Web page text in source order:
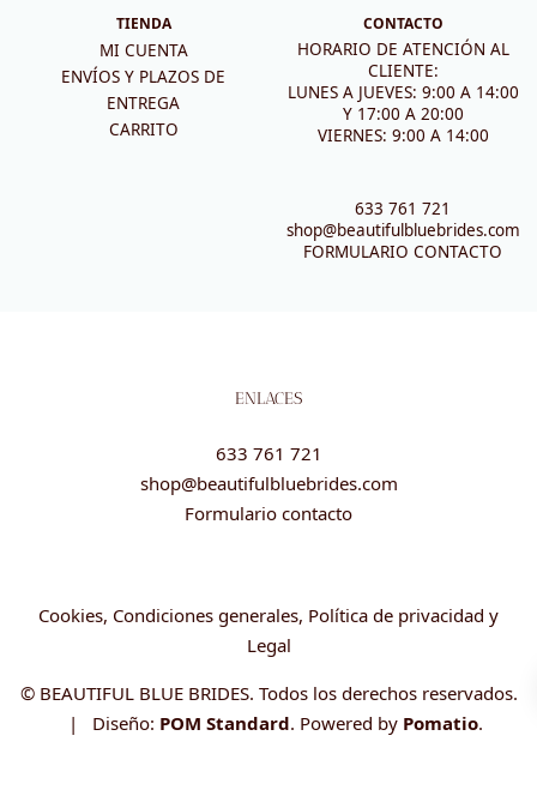
TIENDA
MI CUENTA
ENVÍOS Y PLAZOS DE
ENTREGA
CARRITO
CONTACTO
HORARIO DE ATENCIÓN AL
CLIENTE:
LUNES A JUEVES: 9:00 A 14:00
Y 17:00 A 20:00
VIERNES: 9:00 A 14:00
633 761 721
shop@beautifulbluebrides.com
FORMULARIO CONTACTO
ENLACES
633 761 721
shop@beautifulbluebrides.com
Formulario contacto
Cookies, Condiciones generales, Política de privacidad y
Legal
© BEAUTIFUL BLUE BRIDES. Todos los derechos reservados.
| Diseño: POM Standard. Powered by Pomatio.